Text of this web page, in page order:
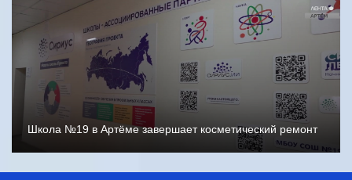
Школа №19 в Артёме завершает косметический ремонт